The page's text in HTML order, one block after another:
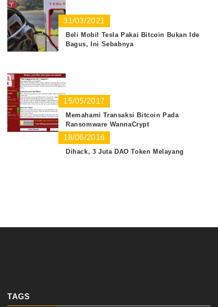
31/03/2021
Beli Mobil Tesla Pakai Bitcoin Bukan Ide
Bagus, Ini Sebabnya
15/05/2017
Memahami Transaksi Bitcoin Pada
Ransomware WannaCrypt
18/06/2016
Dihack, 3 Juta DAO Token Melayang
TAGS